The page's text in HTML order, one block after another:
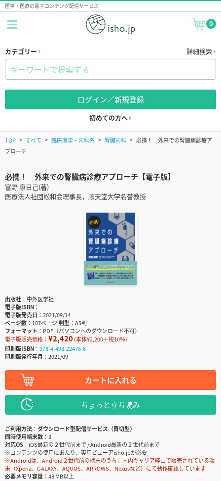
医学・医療の電子コンテンツ配信サービス
0
カテゴリー 詳細検索
ログイン／新規登録
初めての方へ
TOP すべて 臨床医学・内科系 腎臓内科
必携！ 外来での腎臓病診療ア
プローチ
必携！ 外来での腎臓病診療アプローチ【電子版】
富野 康日己(著)
医療法人社団松和会理事長，順天堂大学名誉教授
出版社
中外医学社
電子版ISBN
電子版発売日
2021/09/14
ページ数
107ページ判型
A5判
フォーマット
PDF（パソコンへのダウンロード不可）
電子版販売価格： ¥2,420(本体¥2,200＋税10％)
印刷版ISBN
978-4-498-22476-6
印刷版発行年月
2021/09
カートに入れる
ちょっと立ち読み
ご利用方法
ダウンロード型配信サービス（買切型）
同時使用端末数
3
対応OS
iOS最新の２世代前まで / Android最新の２世代前まで
※コンテンツの使用にあたり、専用ビューアisho.jpが必要
※Androidは、Android２世代前の端末のうち、国内キャリア経由で販売されている端
末（Xperia、GALAXY、AQUOS、ARROWS、Nexusなど）にて動作確認しています
必要メモリ容量
48 MB以上